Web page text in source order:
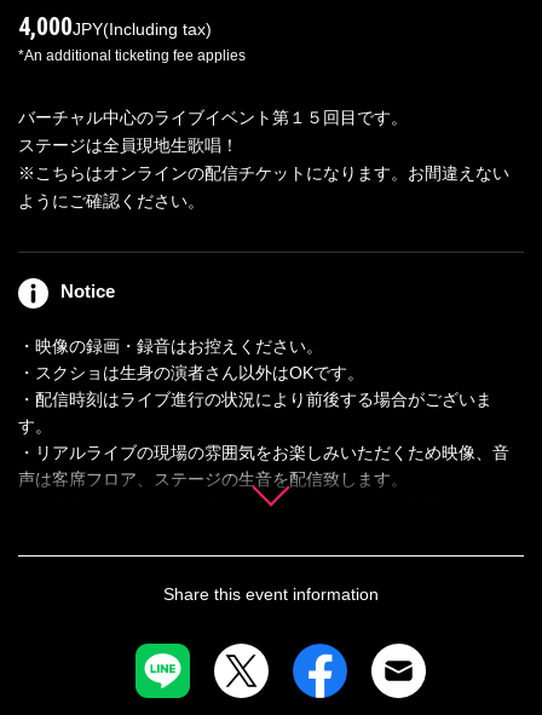
For Distributors
4,000JPY(Including tax)
*An additional ticketing fee applies
バーチャル中心のライブイベント第１５回目です。
ステージは全員現地生歌唱！
※こちらはオンラインの配信チケットになります。お間違えない
ようにご確認ください。
Notice
・映像の録画・録音はお控えください。
・スクショは生身の演者さん以外はOKです。
・配信時刻はライブ進行の状況により前後する場合がございま
す。
・リアルライブの現場の雰囲気をお楽しみいただくため映像、音
声は客席フロア、ステージの生音を配信致します。
お客様のコールなども入りますのであらかじめご了承くださ
・決済メールが迷惑メール等に振り分けられている場合がござい
ます。届かない場合はご確認をお願いいたします。
"演者名”と記入し投入するとお目当て選択外の演者さんにもチップ
のバックで応援ができます。
Share this event information